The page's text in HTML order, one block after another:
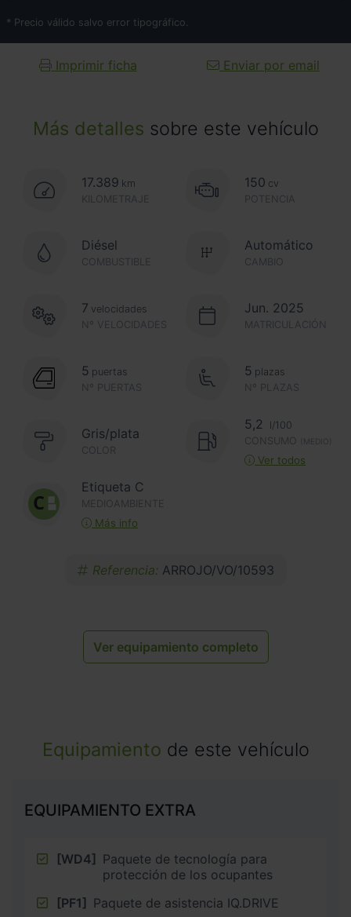
Más detalles sobre este vehículo
17.389 km
KILOMETRAJE
150 cv
POTENCIA
Diésel
COMBUSTIBLE CAMBIO
Automático
Nº VELOCIDADES
7 velocidades Jun. 2025
MATRICULACIÓN
Nº PUERTAS
5 puertas
Nº PLAZAS
5 plazas
Gris/plata
COLOR
5,2
l/100
CONSUMO
(MEDIO)
Ver todos
Etiqueta C
MEDIOAMBIENTE
Más info
Referencia: ARROJO/VO/10593
Ver equipamiento completo
* Precio válido salvo error tipográfico.
Imprimir ficha Enviar por email
Equipamiento de este vehículo
EQUIPAMIENTO EXTRA
[WD4] Paquete de tecnología para
protección de los ocupantes
[PF1] Paquete de asistencia IQ.DRIVE